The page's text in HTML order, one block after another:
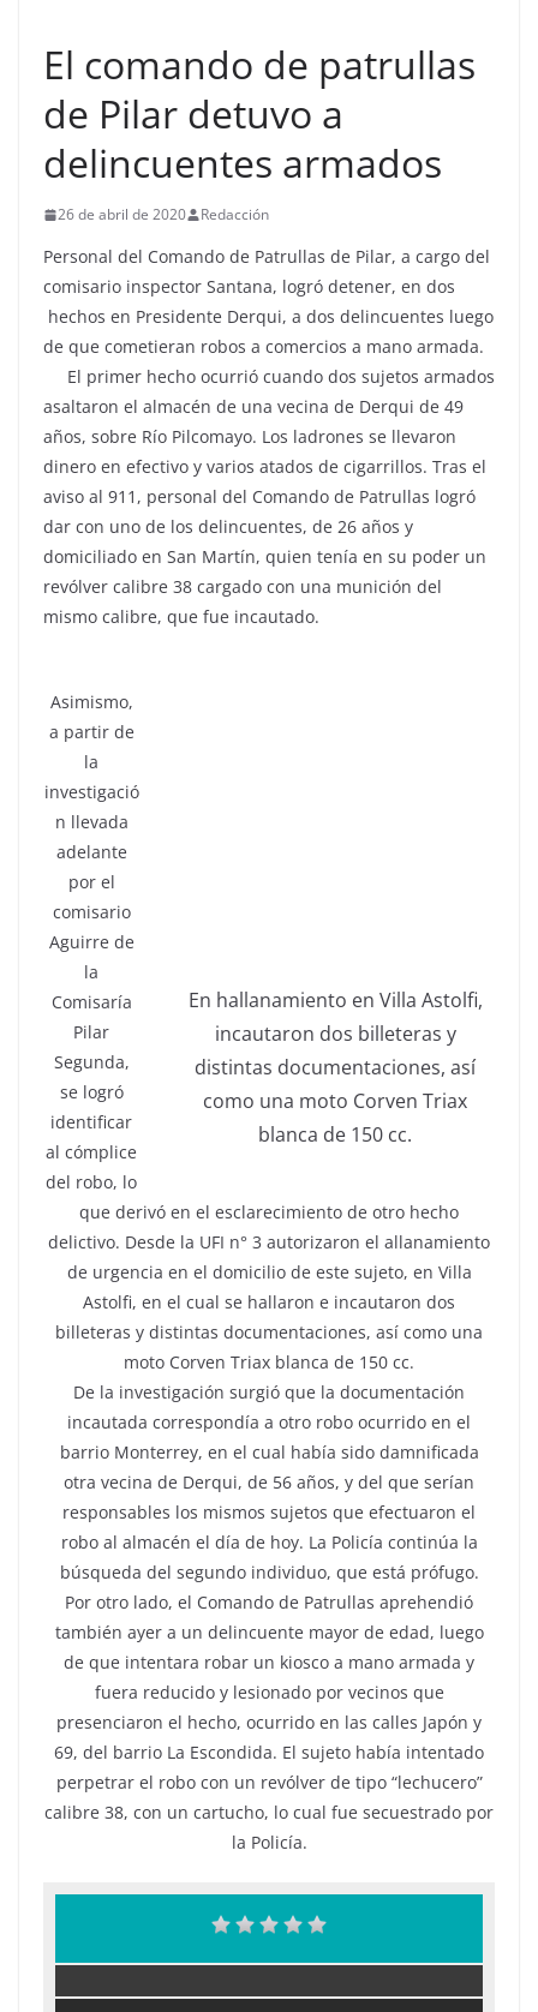
El comando de patrullas
de Pilar detuvo a
delincuentes armados
26 de abril de 2020 Redacción
Personal del Comando de Patrullas de Pilar, a cargo del
comisario inspector Santana, logró detener, en dos
hechos en Presidente Derqui, a dos delincuentes luego
de que cometieran robos a comercios a mano armada.
El primer hecho ocurrió cuando dos sujetos armados
asaltaron el almacén de una vecina de Derqui de 49
años, sobre Río Pilcomayo. Los ladrones se llevaron
dinero en efectivo y varios atados de cigarrillos. Tras el
aviso al 911, personal del Comando de Patrullas logró
dar con uno de los delincuentes, de 26 años y
domiciliado en San Martín, quien tenía en su poder un
revólver calibre 38 cargado con una munición del
mismo calibre, que fue incautado.
En hallanamiento en Villa Astolfi,
incautaron dos billeteras y
distintas documentaciones, así
como una moto Corven Triax
blanca de 150 cc.
Asimismo,
a partir de
la
investigació
n llevada
adelante
por el
comisario
Aguirre de
la
Comisaría
Pilar
Segunda,
se logró
identificar
al cómplice
del robo, lo
que derivó en el esclarecimiento de otro hecho
delictivo. Desde la UFI n° 3 autorizaron el allanamiento
de urgencia en el domicilio de este sujeto, en Villa
Astolfi, en el cual se hallaron e incautaron dos
billeteras y distintas documentaciones, así como una
moto Corven Triax blanca de 150 cc.
De la investigación surgió que la documentación
incautada correspondía a otro robo ocurrido en el
barrio Monterrey, en el cual había sido damnificada
otra vecina de Derqui, de 56 años, y del que serían
responsables los mismos sujetos que efectuaron el
robo al almacén el día de hoy. La Policía continúa la
búsqueda del segundo individuo, que está prófugo.
Por otro lado, el Comando de Patrullas aprehendió
también ayer a un delincuente mayor de edad, luego
de que intentara robar un kiosco a mano armada y
fuera reducido y lesionado por vecinos que
presenciaron el hecho, ocurrido en las calles Japón y
69, del barrio La Escondida. El sujeto había intentado
perpetrar el robo con un revólver de tipo “lechucero”
calibre 38, con un cartucho, lo cual fue secuestrado por
la Policía.